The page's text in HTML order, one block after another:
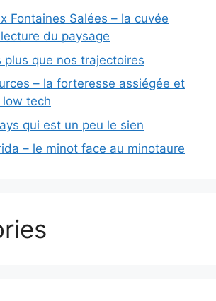
Fontaines Salées – la cuvée
du paysage
plus que nos trajectoires
– la forteresse assiégée et
tech
qui est un peu le sien
– le minot face au minotaure